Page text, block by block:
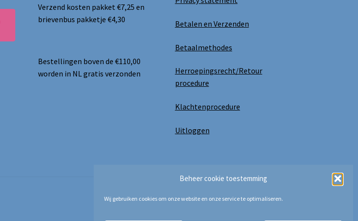
Beheer cookie toestemming
Wij gebruiken cookies om onze website en onze service te optimaliseren.
Verzend kosten pakket €7,25 en
brievenbus pakketje €4,30
Bestellingen boven de €110,00
worden in NL gratis verzonden
Betalen en Verzenden
Betaalmethodes
Herroepingsrecht/Retour
procedure
Klachtenprocedure
Uitloggen